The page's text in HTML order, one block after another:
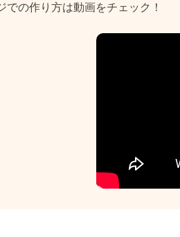
の作り方は動画をチェック！